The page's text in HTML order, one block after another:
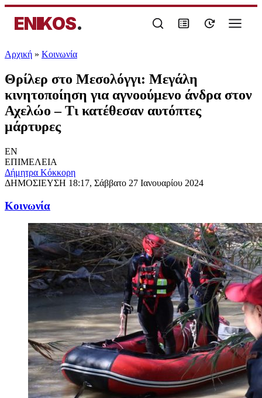
ENIKOS.
Αρχική » Κοινωνία
Θρίλερ στο Μεσολόγγι: Μεγάλη
κινητοποίηση για αγνοούμενο άνδρα στον
Αχελώο – Τι κατέθεσαν αυτόπτες
μάρτυρες
EN
ΕΠΙΜΕΛΕΙΑ
Δήμητρα Κόκκορη
ΔΗΜΟΣΙΕΥΣΗ 18:17, Σάββατο 27 Ιανουαρίου 2024
Κοινωνία